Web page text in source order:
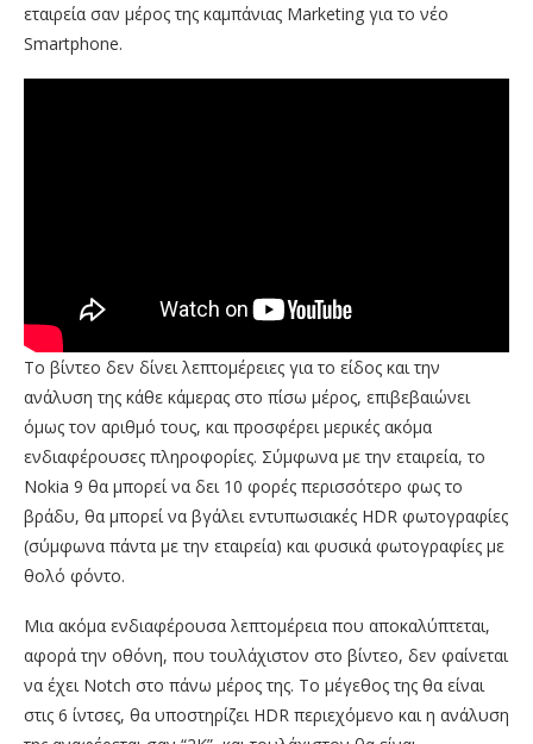
εταιρεία σαν μέρος της καμπάνιας Marketing για το νέο
Smartphone.
Το βίντεο δεν δίνει λεπτομέρειες για το είδος και την
ανάλυση της κάθε κάμερας στο πίσω μέρος, επιβεβαιώνει
όμως τον αριθμό τους, και προσφέρει μερικές ακόμα
ενδιαφέρουσες πληροφορίες. Σύμφωνα με την εταιρεία, το
Nokia 9 θα μπορεί να δει 10 φορές περισσότερο φως το
βράδυ, θα μπορεί να βγάλει εντυπωσιακές HDR φωτογραφίες
(σύμφωνα πάντα με την εταιρεία) και φυσικά φωτογραφίες με
θολό φόντο.
Μια ακόμα ενδιαφέρουσα λεπτομέρεια που αποκαλύπτεται,
αφορά την οθόνη, που τουλάχιστον στο βίντεο, δεν φαίνεται
να έχει Notch στο πάνω μέρος της. Το μέγεθος της θα είναι
στις 6 ίντσες, θα υποστηρίζει HDR περιεχόμενο και η ανάλυση